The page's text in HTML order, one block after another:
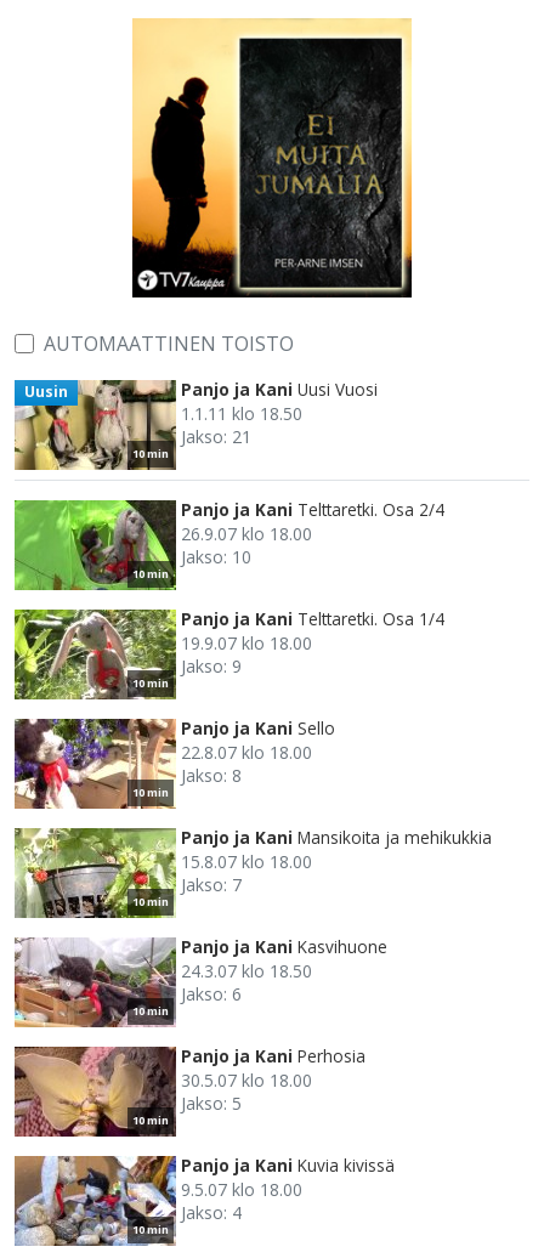
AUTOMAATTINEN TOISTO
10 min
Uusin Panjo ja Kani Uusi Vuosi
1.1.11 klo 18.50
Jakso: 21
10 min
Panjo ja Kani Telttaretki. Osa 2/4
26.9.07 klo 18.00
Jakso: 10
10 min
Panjo ja Kani Telttaretki. Osa 1/4
19.9.07 klo 18.00
Jakso: 9
10 min
Panjo ja Kani Sello
22.8.07 klo 18.00
Jakso: 8
10 min
Panjo ja Kani Mansikoita ja mehikukkia
15.8.07 klo 18.00
Jakso: 7
10 min
Panjo ja Kani Kasvihuone
24.3.07 klo 18.50
Jakso: 6
10 min
Panjo ja Kani Perhosia
30.5.07 klo 18.00
Jakso: 5
10 min
Panjo ja Kani Kuvia kivissä
9.5.07 klo 18.00
Jakso: 4